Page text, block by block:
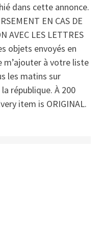
dans cette annonce.
EN CAS DE
AVEC LES LETTRES
objets envoyés en
m’ajouter à votre liste
les matins sur
la république. À 200
item is ORIGINAL.